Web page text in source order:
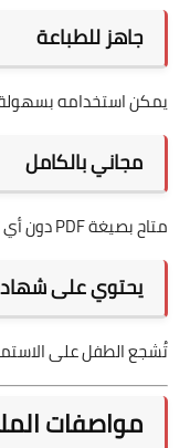
جاهز للطباعة
يمكن استخدامه
مجاني بالكامل
متاح بصيغة PDF دون أي تكلفة.
يحتوي على
تُشجع الطفل على
مواصفات